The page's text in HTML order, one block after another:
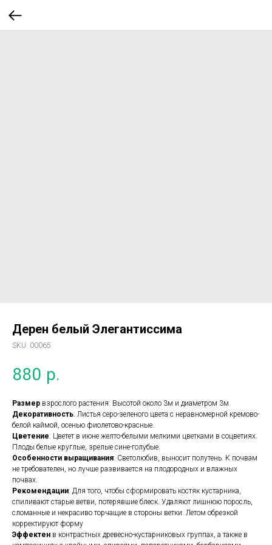
Дерен белый Элегантиссима
SKU: 00065
880 р.
Размер взрослого растения: Высотой около 3м и диаметром 3м.
Декоративность: Листья серо-зеленого цвета с неравномерной кремово-
белой каймой, осенью фиолетово-красные.
Цветение: Цветет в июне желто-белыми мелкими цветками в соцветиях.
Плоды белые круглые, зрелые сине-голубые.
Особенности выращивания: Светолюбив, выносит полутень. К почвам
не требователен, но лучше развивается на плодородных и влажных
почвах.
Рекомендации: Для того, чтобы сформировать костяк кустарника,
спиливают старые ветви, потерявшие блеск. Удаляют лишнюю поросль,
сломанные и некрасиво торчащие в стороны ветки. Летом обрезкой
корректируют форму
Эффектен в контрастных древесно-кустарниковых группах, а также в